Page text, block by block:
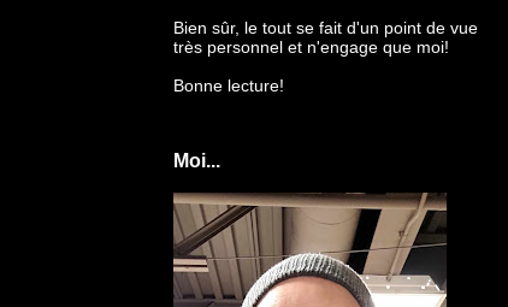
Bien sûr, le tout se fait d'un point de vue
très personnel et n'engage que moi!
Bonne lecture!
Moi...